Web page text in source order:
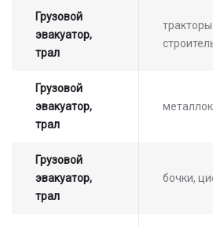
Грузовой
эвакуатор,
трал
Грузовой
эвакуатор,
трал
Грузовой
эвакуатор,
трал
бочки,
стоимости